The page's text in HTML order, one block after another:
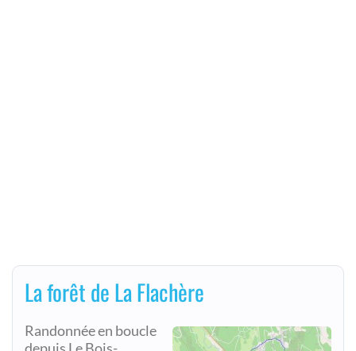
La forêt de La Flachère
Randonnée en boucle